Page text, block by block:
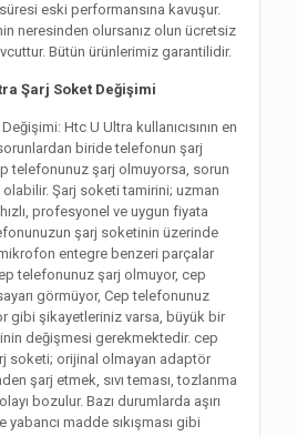
eski performansına kavuşur.
neresinden olursanız olun ücretsiz
Bütün ürünlerimiz garantilidir.
Şarj Soket Değişimi
Htc U Ultra kullanıcısının en
biride telefonun şarj
telefonunuz şarj olmuyorsa, sorun
Şarj soketi tamirini; uzman
profesyonel ve uygun fiyata
şarj soketinin üzerinde
entegre benzeri parçalar
telefonunuz şarj olmuyor, cep
görmüyor, Cep telefonunuz
gibi şikayetleriniz varsa, büyük bir
değişmesi gerekmektedir. cep
soketi; orijinal olmayan adaptör
şarj etmek, sıvı teması, tozlanma
bozulur. Bazı durumlarda aşırı
yabancı madde sıkışması gibi